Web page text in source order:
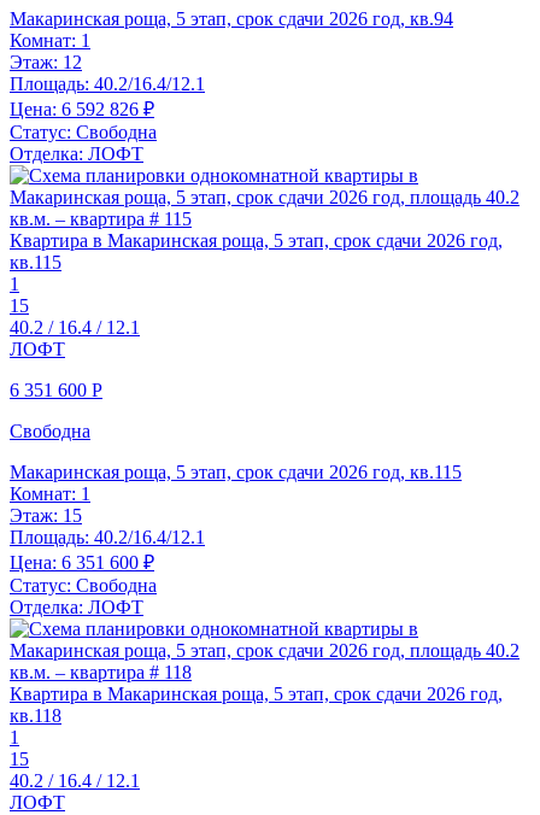
Макаринская роща, 5 этап, срок сдачи 2026 год, кв.94
Комнат: 1
Этаж: 12
Площадь: 40.2/16.4/12.1
Цена: 6 592 826 ₽
Статус: Свободна
Отделка: ЛОФТ
Квартира в Макаринская роща, 5 этап, срок сдачи 2026 год,
кв.115
1
15
40.2 / 16.4 / 12.1
ЛОФТ
6 351 600 Р
Свободна
Макаринская роща, 5 этап, срок сдачи 2026 год, кв.115
Комнат: 1
Этаж: 15
Площадь: 40.2/16.4/12.1
Цена: 6 351 600 ₽
Статус: Свободна
Отделка: ЛОФТ
Квартира в Макаринская роща, 5 этап, срок сдачи 2026 год,
кв.118
1
15
40.2 / 16.4 / 12.1
ЛОФТ